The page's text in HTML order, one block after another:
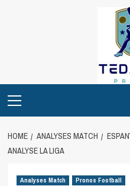
Menu
HOME ANALYSES MATCH
ANALYSE LA LIGA
Analyses Match Pronos Football